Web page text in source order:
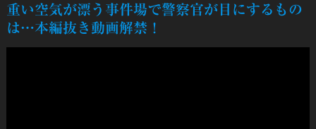
重い空気が漂う事件場で警察官が目にするもの
は…本編抜き動画解禁！